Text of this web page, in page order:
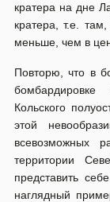
кратера на дне
кратера, т.е.
меньше, чем в
Повторю, что в
Кольского
этой
всевозможных
территории
представить
наглядный